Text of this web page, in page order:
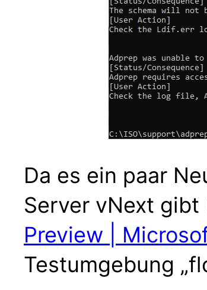
Da es ein paar
Server vNext gibt
Preview |
Testumgebung